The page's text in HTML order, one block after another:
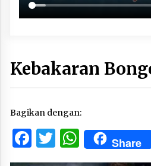
Kebakaran
Bagikan dengan:
Facebook
TwitterShare